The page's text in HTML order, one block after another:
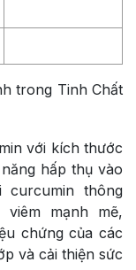
trong Tinh Chất
với kích thước
hấp thụ vào
thông
mạnh mẽ,
chứng của các
và cải thiện sức